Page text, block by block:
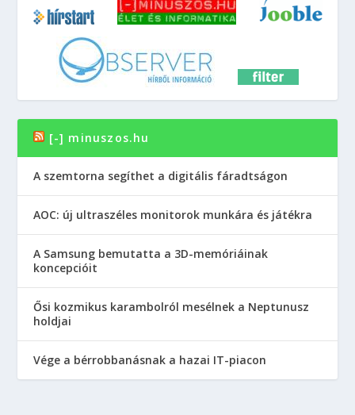
[-] minuszos.hu
A szemtorna segíthet a digitális fáradtságon
AOC: új ultraszéles monitorok munkára és játékra
A Samsung bemutatta a 3D-memóriáinak
koncepcióit
Ősi kozmikus karambolról mesélnek a Neptunusz
holdjai
Vége a bérrobbanásnak a hazai IT-piacon